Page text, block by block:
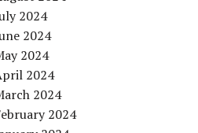
2024
2024
2024
2024
2024
2024